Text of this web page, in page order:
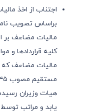
اجتناب از اخذ
براساس تصویب
کلیه قراردادها و
هیات وزیران
یابد و مراتب توسط